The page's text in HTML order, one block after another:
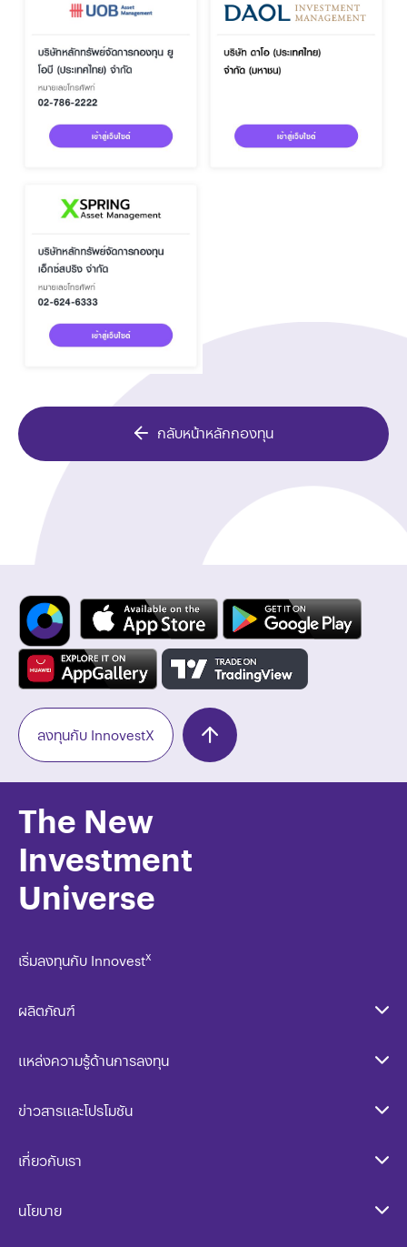
กลับหน้าหลักกองทุน
ลงทุนกับ InnovestX
The New
Investment
Universe
เริ่มลงทุนกับ Innovestx
ผลิตภัณฑ์
แหล่งความรู้ด้านการลงทุน
ข่าวสารและโปรโมชัน
เกี่ยวกับเรา
นโยบาย​